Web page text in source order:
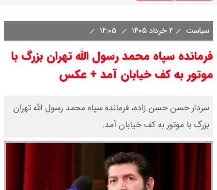
سیاست ۲ خرداد ۱۴۰۵
فرمانده سپاه محمد رسول الله تهران بزرگ با
موتور به کف خیابان آمد + عکس
سردار حسن حسن زاده، فرمانده سپاه محمد رسول الله تهران
بزرگ با موتور به کف خیابان آمد.